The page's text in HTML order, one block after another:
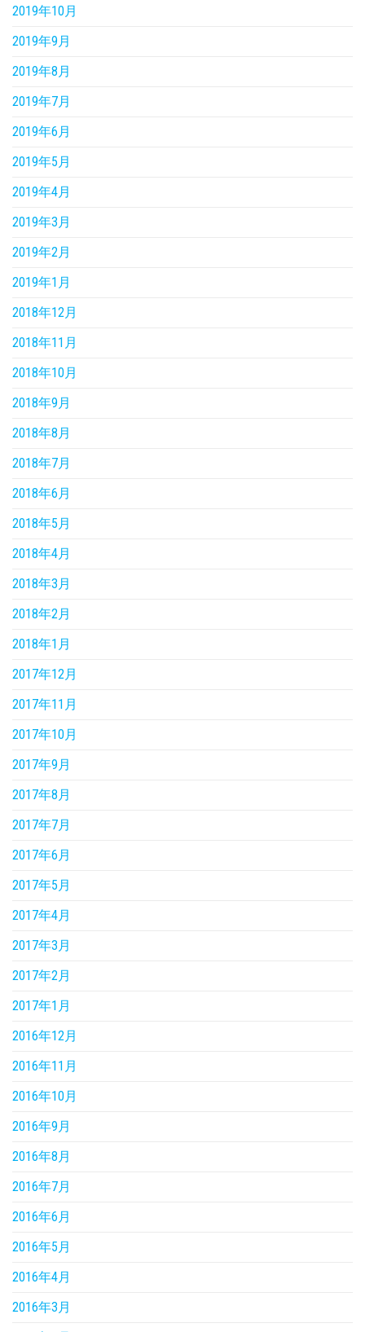
2019年10月
2019年9月
2019年8月
2019年7月
2019年6月
2019年5月
2019年4月
2019年3月
2019年2月
2019年1月
2018年12月
2018年11月
2018年10月
2018年9月
2018年8月
2018年7月
2018年6月
2018年5月
2018年4月
2018年3月
2018年2月
2018年1月
2017年12月
2017年11月
2017年10月
2017年9月
2017年8月
2017年7月
2017年6月
2017年5月
2017年4月
2017年3月
2017年2月
2017年1月
2016年12月
2016年11月
2016年10月
2016年9月
2016年8月
2016年7月
2016年6月
2016年5月
2016年4月
2016年3月